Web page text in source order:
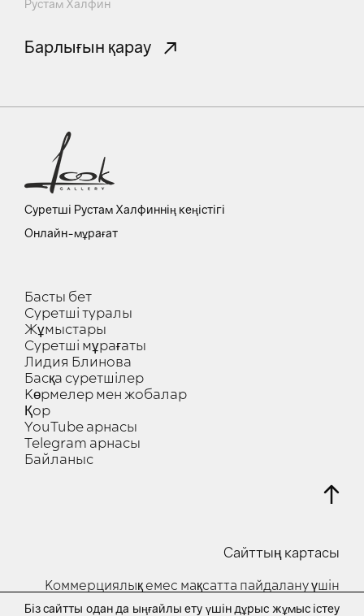
Рустам Халфин
Барлығын қарау
Суретші Рустам Халфиннің кеңістігі
Онлайн-мұрағат
Басты бет
Суретші туралы
Жұмыстары
Суретші мұрағаты
Лидия Блинова
Басқа суретшілер
Көрмелер мен жобалар
Қор
YouTube арнасы
Telegram арнасы
Байланыс
Сайттың картасы
Коммерциялық емес мақсатта пайдалану үшін
Біз сайтты одан да ыңғайлы ету үшін дұрыс жұмыс істеу